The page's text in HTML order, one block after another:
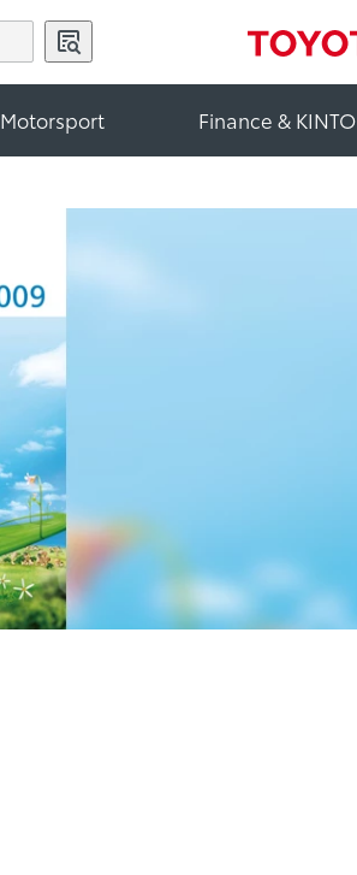
Motorsport Finance & KINTO